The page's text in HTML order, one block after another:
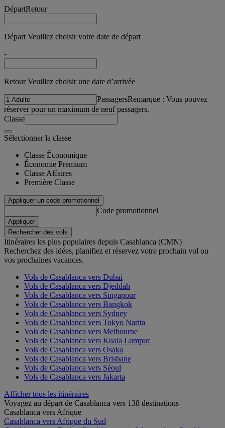
DépartRetour
Départ Veuillez choisir votre date de départ
-
Retour Veuillez choisir une date d’arrivée
PassagersRemarque : Vous pouvez
réserver pour un maximum de neuf passagers.
Classe
Sélectionner la classe
Classe Économique
Économie Premium
Classe Affaires
Première Classe
Appliquer un code promotionnel
Code promotionnel
Appliquer
Rechercher des vols
Itinéraires les plus populaires depuis Casablanca (CMN)
Recherchez des idées, planifiez et réservez votre prochain vol ou
vos prochaines vacances.
Vols de Casablanca vers Dubai
Vols de Casablanca vers Djeddah
Vols de Casablanca vers Singapour
Vols de Casablanca vers Bangkok
Vols de Casablanca vers Sydney
Vols de Casablanca vers Tokyo Narita
Vols de Casablanca vers Melbourne
Vols de Casablanca vers Kuala Lumpur
Vols de Casablanca vers Osaka
Vols de Casablanca vers Brisbane
Vols de Casablanca vers Séoul
Vols de Casablanca vers Jakarta
Afficher tous les itinéraires
Voyagez au départ de Casablanca vers 138 destinations
Casablanca vers Afrique
Casablanca vers Afrique du Sud